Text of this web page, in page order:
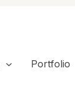
Portfolio